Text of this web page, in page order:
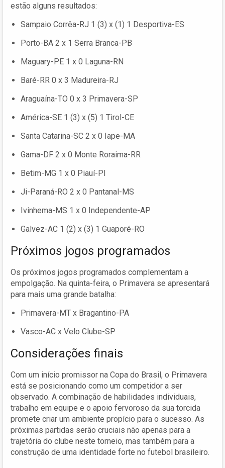
estão alguns resultados:
Sampaio Corrêa-RJ 1 (3) x (1) 1 Desportiva-ES
Porto-BA 2 x 1 Serra Branca-PB
Maguary-PE 1 x 0 Laguna-RN
Baré-RR 0 x 3 Madureira-RJ
Araguaína-TO 0 x 3 Primavera-SP
América-SE 1 (3) x (5) 1 Tirol-CE
Santa Catarina-SC 2 x 0 Iape-MA
Gama-DF 2 x 0 Monte Roraima-RR
Betim-MG 1 x 0 Piauí-PI
Ji-Paraná-RO 2 x 0 Pantanal-MS
Ivinhema-MS 1 x 0 Independente-AP
Galvez-AC 1 (2) x (3) 1 Guaporé-RO
Próximos jogos programados
Os próximos jogos programados complementam a
empolgação. Na quinta-feira, o Primavera se apresentará
para mais uma grande batalha:
Primavera-MT x Bragantino-PA
Vasco-AC x Velo Clube-SP
Considerações finais
Com um início promissor na Copa do Brasil, o Primavera
está se posicionando como um competidor a ser
observado. A combinação de habilidades individuais,
trabalho em equipe e o apoio fervoroso da sua torcida
promete criar um ambiente propício para o sucesso. As
próximas partidas serão cruciais não apenas para a
trajetória do clube neste torneio, mas também para a
construção de uma identidade forte no futebol brasileiro.